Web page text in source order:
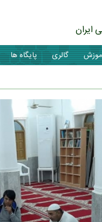
ایران
گالری پایگاه ها